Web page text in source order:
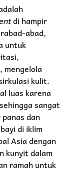
di hampir
abad,
untuk
mengelola
kulit.
luas karena
sangat
dan
di iklim
Asia dengan
kunyit dalam
ramah untuk